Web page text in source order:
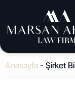
Anasayfa - Şirket